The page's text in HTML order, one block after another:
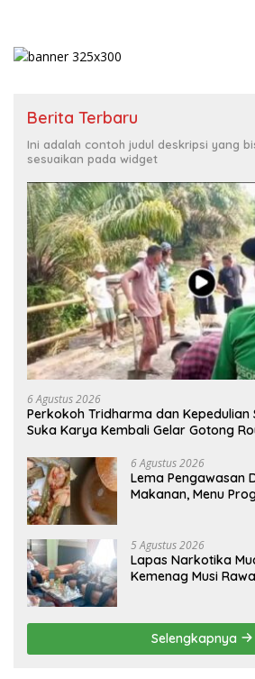
Berita Terbaru
Ini adalah contoh judul deskripsi yang
sesuaikan pada widget
6 Agustus 2026
Perkokoh Tridharma dan Kepedulian
Suka Karya Kembali Gelar Gotong
6 Agustus 2026
Lema Pengawasan
Makanan, Menu
5 Agustus 2026
Lapas Narkotika
Kemenag Musi
Selengkapnya